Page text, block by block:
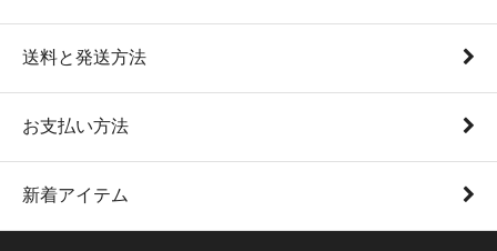
送料と発送方法
お支払い方法
新着アイテム